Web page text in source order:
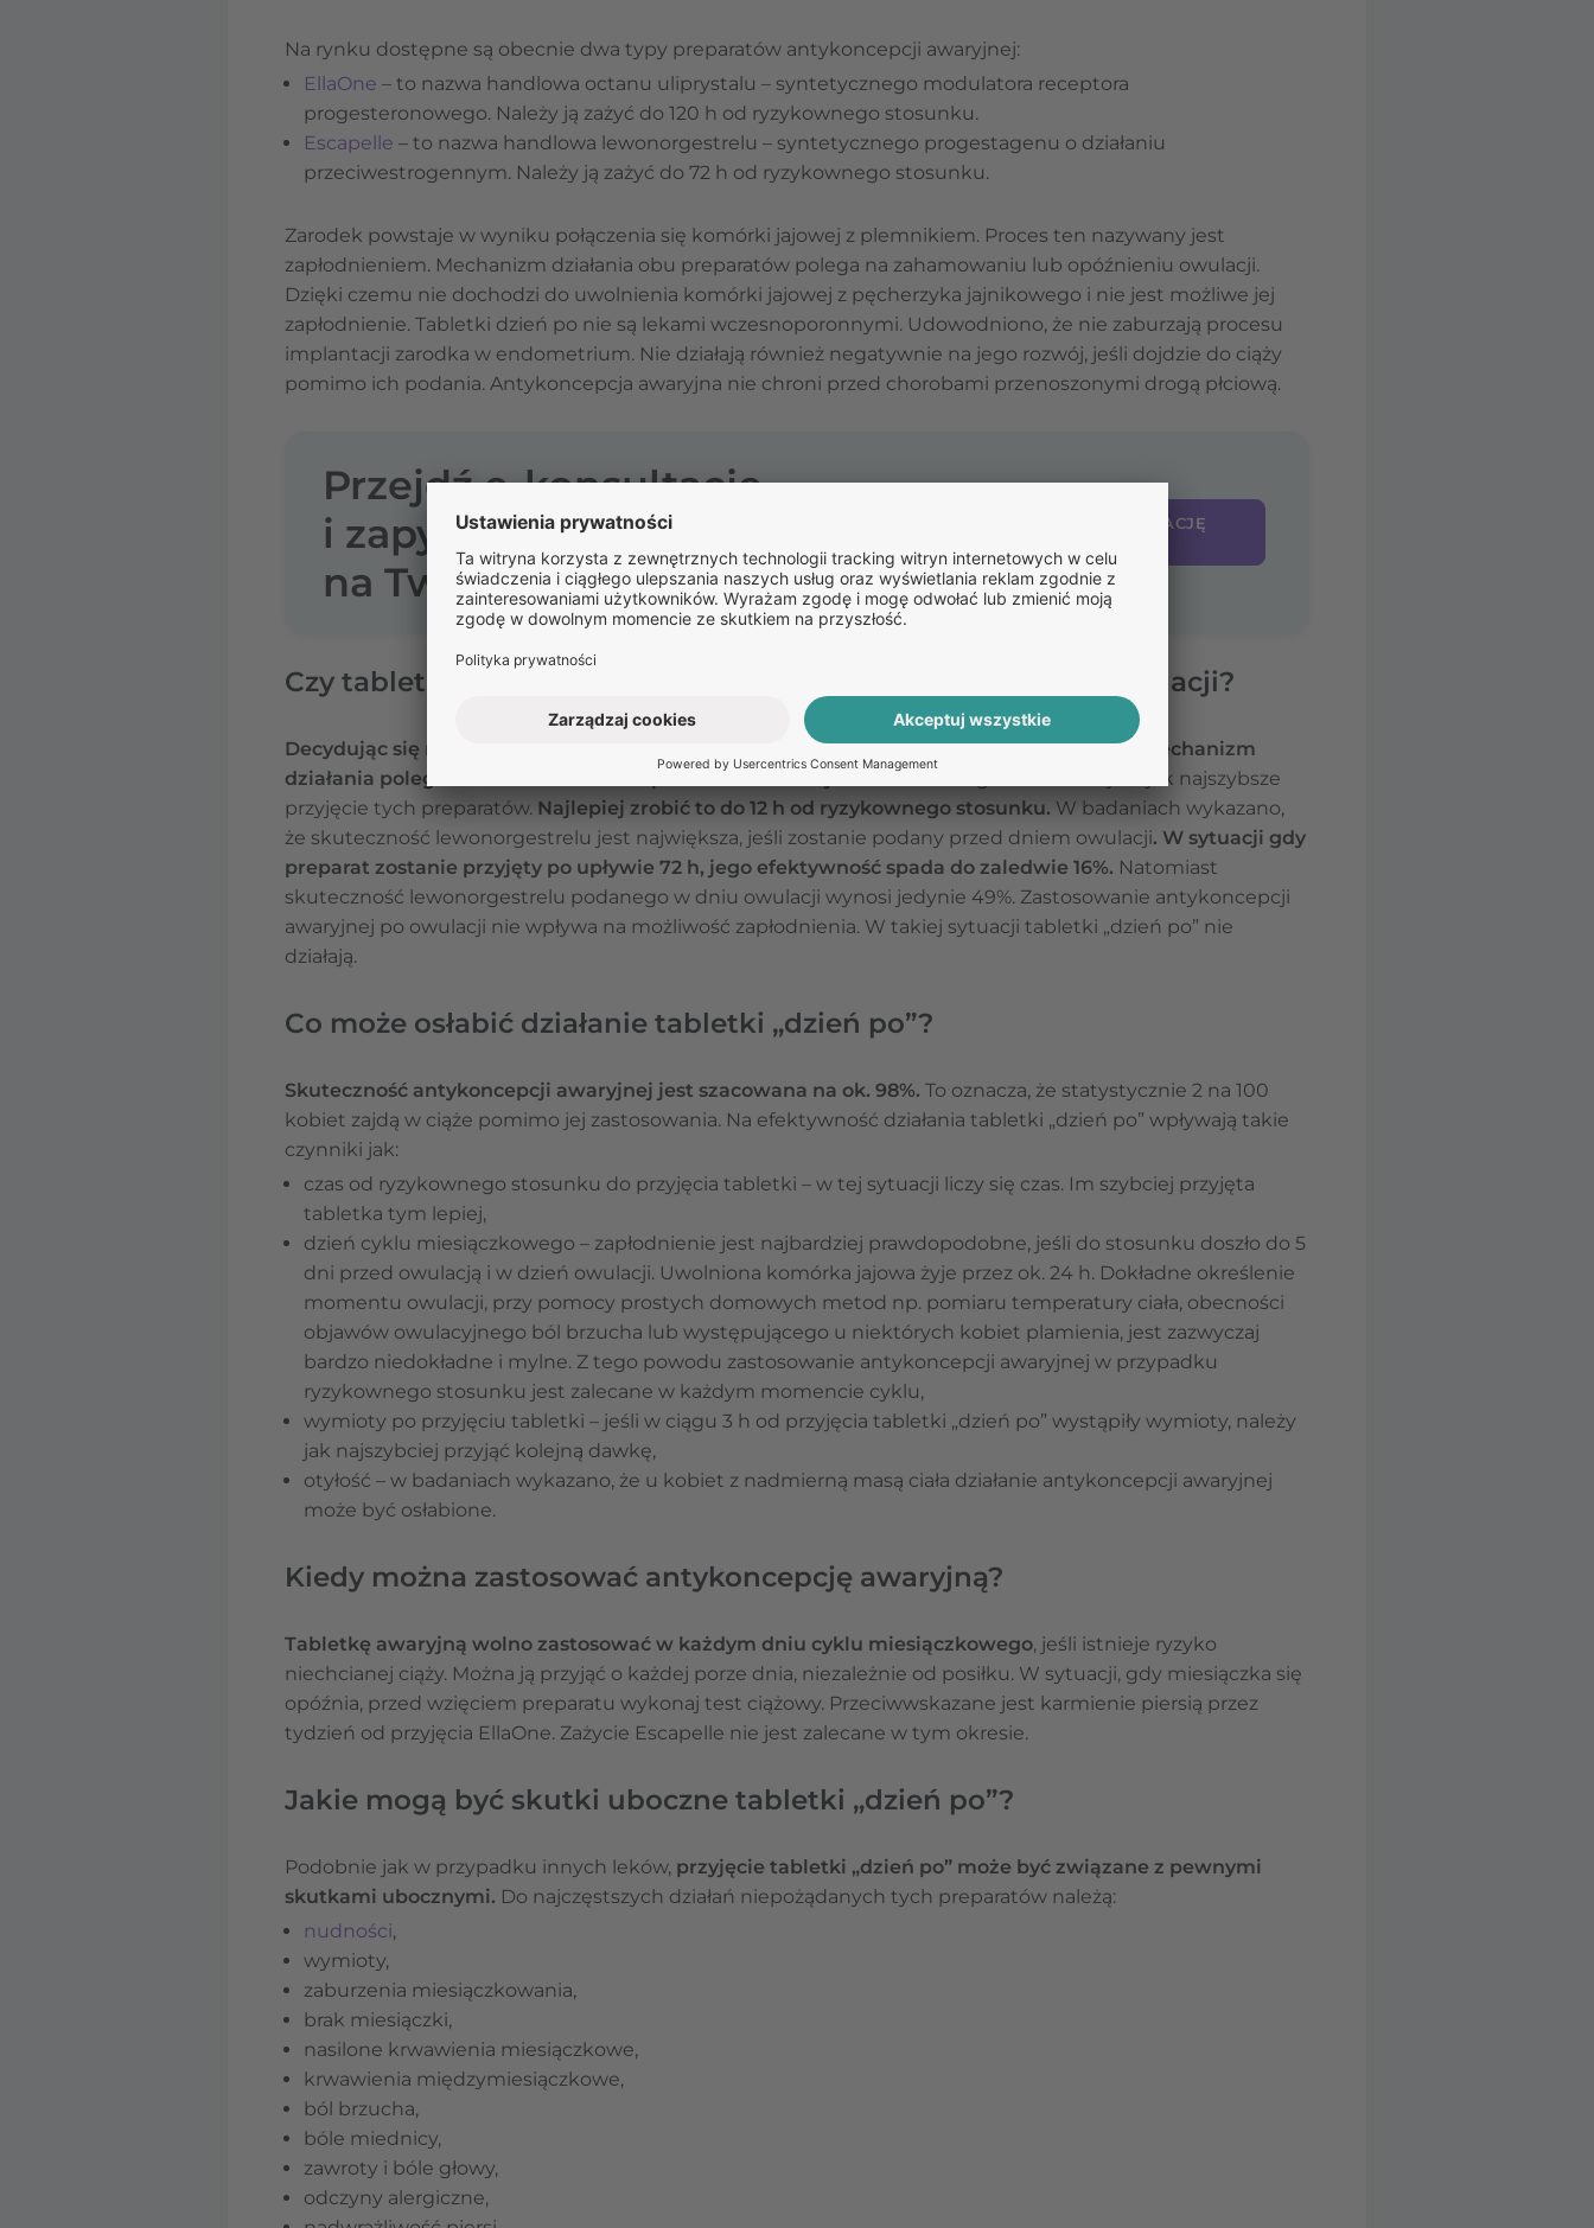
Na rynku dostępne są obecnie dwa typy preparatów antykoncepcji awaryjnej:
EllaOne – to nazwa handlowa octanu uliprystalu – syntetycznego modulatora receptora
progesteronowego. Należy ją zażyć do 120 h od ryzykownego stosunku.
Escapelle – to nazwa handlowa lewonorgestrelu – syntetycznego progestagenu o działaniu
przeciwestrogennym. Należy ją zażyć do 72 h od ryzykownego stosunku.
Zarodek powstaje w wyniku połączenia się komórki jajowej z plemnikiem. Proces ten nazywany jest
zapłodnieniem. Mechanizm działania obu preparatów polega na zahamowaniu lub opóźnieniu owulacji.
Dzięki czemu nie dochodzi do uwolnienia komórki jajowej z pęcherzyka jajnikowego i nie jest możliwe jej
zapłodnienie. Tabletki dzień po nie są lekami wczesnoporonnymi. Udowodniono, że nie zaburzają procesu
implantacji zarodka w endometrium. Nie działają również negatywnie na jego rozwój, jeśli dojdzie do ciąży
pomimo ich podania. Antykoncepcja awaryjna nie chroni przed chorobami przenoszonymi drogą płciową.
Przejdź e-konsultację
i zapytaj oe-receptę
na Twoje leki
ROZPOCZNIJ E-KONSULTACJĘ
Czy tabletka „dzień po” zadziała, jeśli zostanie przyjęta po owulacji?
Decydując się na zastosowanie antykoncepcji awaryjnej, należy mieć na uwadze, że jej mechanizm
działania polega na blokowaniu lub opóźnieniu owulacji.
Właśnie dlatego tak ważne jest jak najszybsze
przyjęcie tych preparatów. Najlepiej zrobić to do 12 h od ryzykownego stosunku. W badaniach wykazano,
że skuteczność lewonorgestrelu jest największa, jeśli zostanie podany przed dniem owulacji. W sytuacji gdy
preparat zostanie przyjęty po upływie 72 h, jego efektywność spada do zaledwie 16%. Natomiast
skuteczność lewonorgestrelu podanego w dniu owulacji wynosi jedynie 49%. Zastosowanie antykoncepcji
awaryjnej po owulacji nie wpływa na możliwość zapłodnienia. W takiej sytuacji tabletki „dzień po” nie
działają.
Co może osłabić działanie tabletki „dzień po”?
Skuteczność antykoncepcji awaryjnej jest szacowana na ok. 98%. To oznacza, że statystycznie 2 na 100
kobiet zajdą w ciąże pomimo jej zastosowania. Na efektywność działania tabletki „dzień po” wpływają takie
czynniki jak:
czas od ryzykownego stosunku do przyjęcia tabletki – w tej sytuacji liczy się czas. Im szybciej przyjęta
tabletka tym lepiej,
dzień cyklu miesiączkowego – zapłodnienie jest najbardziej prawdopodobne, jeśli do stosunku doszło do 5
dni przed owulacją i w dzień owulacji. Uwolniona komórka jajowa żyje przez ok. 24 h. Dokładne określenie
momentu owulacji, przy pomocy prostych domowych metod np. pomiaru temperatury ciała, obecności
objawów owulacyjnego ból brzucha lub występującego u niektórych kobiet plamienia, jest zazwyczaj
bardzo niedokładne i mylne. Z tego powodu zastosowanie antykoncepcji awaryjnej w przypadku
ryzykownego stosunku jest zalecane w każdym momencie cyklu,
wymioty po przyjęciu tabletki – jeśli w ciągu 3 h od przyjęcia tabletki „dzień po” wystąpiły wymioty, należy
jak najszybciej przyjąć kolejną dawkę,
otyłość – w badaniach wykazano, że u kobiet z nadmierną masą ciała działanie antykoncepcji awaryjnej
może być osłabione.
Kiedy można zastosować antykoncepcję awaryjną?
Tabletkę awaryjną wolno zastosować w każdym dniu cyklu miesiączkowego, jeśli istnieje ryzyko
niechcianej ciąży. Można ją przyjąć o każdej porze dnia, niezależnie od posiłku. W sytuacji, gdy miesiączka się
opóźnia, przed wzięciem preparatu wykonaj test ciążowy. Przeciwwskazane jest karmienie piersią przez
tydzień od przyjęcia EllaOne. Zażycie Escapelle nie jest zalecane w tym okresie.
Jakie mogą być skutki uboczne tabletki „dzień po”?
Podobnie jak w przypadku innych leków, przyjęcie tabletki „dzień po” może być związane z pewnymi
skutkami ubocznymi. Do najczęstszych działań niepożądanych tych preparatów należą:
nudności,
wymioty,
zaburzenia miesiączkowania,
brak miesiączki,
nasilone krwawienia miesiączkowe,
krwawienia międzymiesiączkowe,
ból brzucha,
bóle miednicy,
zawroty i bóle głowy,
odczyny alergiczne,